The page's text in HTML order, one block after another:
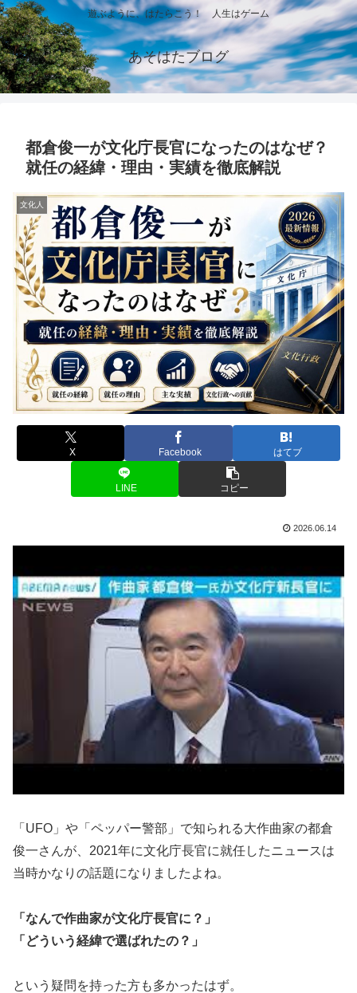
遊ぶように、はたらこう！ 人生はゲーム
あそはたブログ
都倉俊一が文化庁長官になったのはなぜ？
就任の経緯・理由・実績を徹底解説
文化人
X Facebook はてブ
LINE コピー
2026.06.14
「UFO」や「ペッパー警部」で知られる大作曲家の都倉
俊一さんが、2021年に文化庁長官に就任したニュースは
当時かなりの話題になりましたよね。
「なんで作曲家が文化庁長官に？」
「どういう経緯で選ばれたの？」
という疑問を持った方も多かったはず。